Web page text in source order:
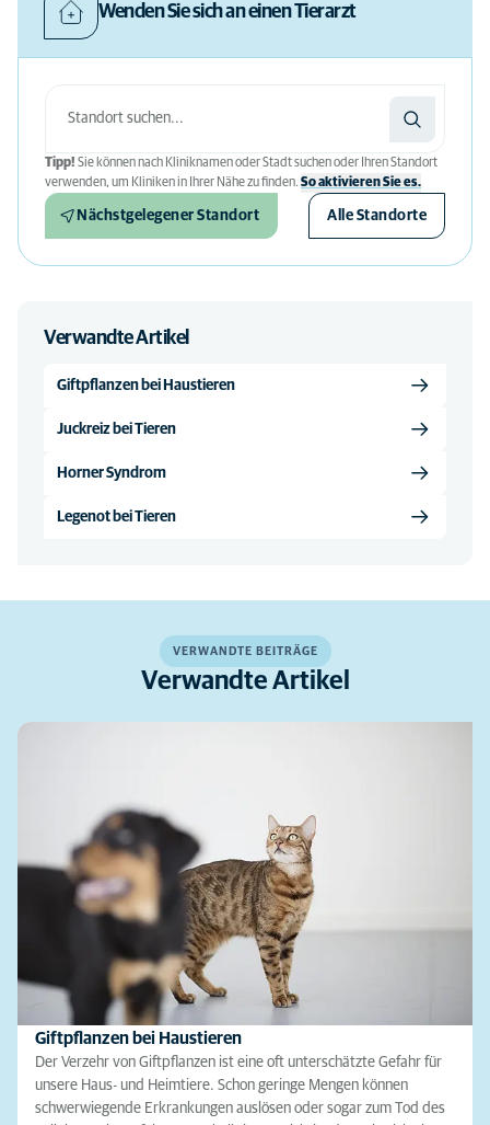
Wenden Sie sich an einen Tierarzt
Tipp! Sie können nach Kliniknamen oder Stadt suchen oder Ihren Standort
verwenden, um Kliniken in Ihrer Nähe zu finden. So aktivieren Sie es.
Nächstgelegener Standort Alle Standorte
Verwandte Artikel
Giftpflanzen bei Haustieren
Juckreiz bei Tieren
Horner Syndrom
Legenot bei Tieren
VERWANDTE BEITRÄGE
Verwandte Artikel
Giftpflanzen bei Haustieren
Der Verzehr von Giftpflanzen ist eine oft unterschätzte Gefahr für
unsere Haus- und Heimtiere. Schon geringe Mengen können
schwerwiegende Erkrankungen auslösen oder sogar zum Tod des